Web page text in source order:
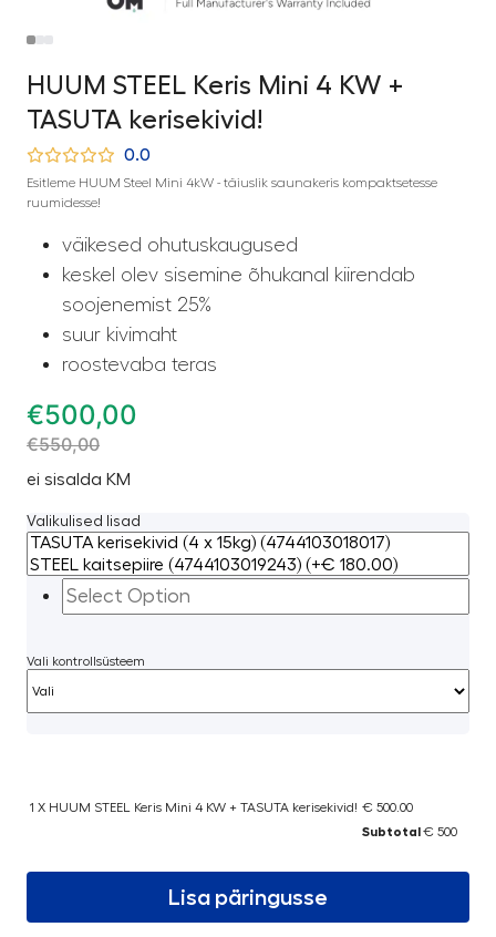
HUUM STEEL Keris Mini 4 KW +
TASUTA kerisekivid!
0.0
Esitleme HUUM Steel Mini 4kW - täiuslik saunakeris kompaktsetesse
ruumidesse!
väikesed ohutuskaugused
keskel olev sisemine õhukanal kiirendab
soojenemist 25%
suur kivimaht
roostevaba teras
€500,00
€550,00
ei sisalda KM
Valikulised lisad
Vali kontrollsüsteem
1 X HUUM STEEL Keris Mini 4 KW + TASUTA kerisekivid! € 500.00
Subtotal€ 500
Lisa päringusse